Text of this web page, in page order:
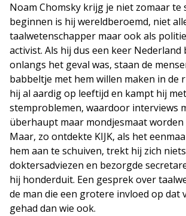
Noam Chomsky krijg je niet zomaar te
beginnen is hij wereldberoemd, niet
taalwetenschapper maar ook als
activist. Als hij dus een keer Nederland
onlangs het geval was, staan de
babbeltje met hem willen maken in de
hij al aardig op leeftijd en kampt hij met
stemproblemen, waardoor interviews
überhaupt maar mondjesmaat worden
Maar, zo ontdekte KIJK, als het
hem aan te schuiven, trekt hij zich
doktersadviezen en bezorgde
hij honderduit. Een gesprek over
de man die een grotere invloed op dat
gehad dan wie ook.